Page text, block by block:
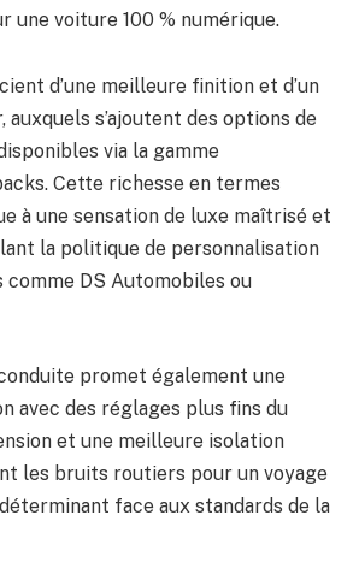
une voiture 100 % numérique.
d’une meilleure finition et d’un
s’ajoutent des options de
via la gamme
Cette richesse en termes
à une sensation de luxe maîtrisé et
la politique de personnalisation
comme DS Automobiles ou
promet également une
avec des réglages plus fins du
et une meilleure isolation
les bruits routiers pour un voyage
face aux standards de la